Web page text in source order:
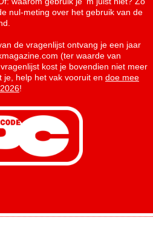
nul-meting over het gebruik van de
de vragenlijst ontvang je een jaar
(ter waarde van
kost je bovendien niet meer
je, help het vak vooruit en doe mee
!